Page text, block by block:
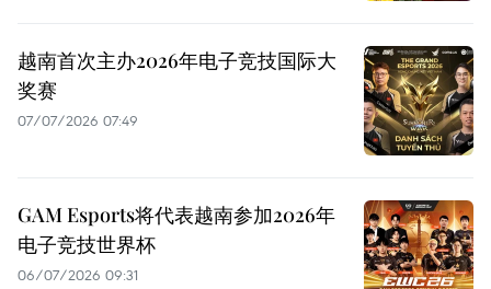
越南首次主办2026年电子竞技国际大
奖赛
07/07/2026 07:49
GAM Esports将代表越南参加2026年
电子竞技世界杯
06/07/2026 09:31